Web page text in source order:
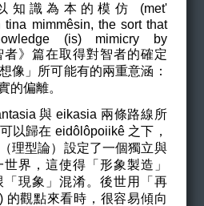
知識為本的模仿 (met'
tina mimmêsin, the sort that
(is) mimicry by
者》篇在取得對智者的確定
像」所可能有的兩重意涵：
的偏離。
與 eikasia 兩條路線所
以歸在 eidôlôpoiikê 之下，
理型論）設定了一個獨立與
界，這使得「形象製造」
「現象」混淆。後世用「再
的觀點來看時，很容易傾向